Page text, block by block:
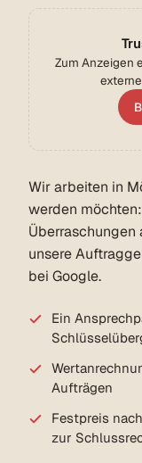
Zum Anzeigen
Wir arbeiten in
werden
Überraschungen
unsere
bei Google.
Ein
Aufträgen
Festpreis
zur